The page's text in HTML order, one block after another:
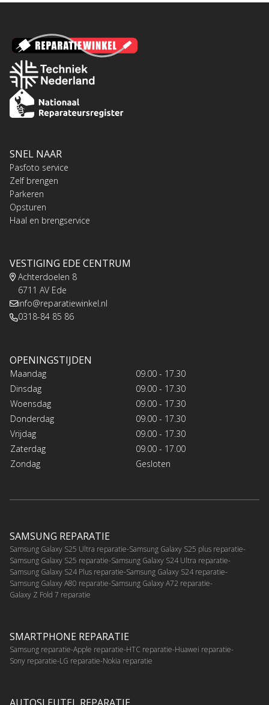
SNEL NAAR
Pasfoto service
Zelf brengen
Parkeren
Opsturen
Haal en brengservice
VESTIGING EDE CENTRUM
Achterdoelen 8
6711 AV Ede
info@reparatiewinkel.nl
0318-84 85 86
OPENINGSTIJDEN
Maandag
09.00 - 17.30
Dinsdag
09.00 - 17.30
Woensdag
09.00 - 17.30
Donderdag
09.00 - 17.30
Vrijdag
09.00 - 17.30
Zaterdag
09.00 - 17.00
Zondag
Gesloten
SAMSUNG REPARATIE
Samsung Galaxy S25 Ultra reparatie Samsung Galaxy S25 plus reparatie
Samsung Galaxy S25 reparatie Samsung Galaxy S24 Ultra reparatie
Samsung Galaxy S24 Plus reparatie Samsung Galaxy S24 reparatie
Samsung Galaxy A80 reparatie Samsung Galaxy A72 reparatie
Galaxy Z Fold 7 reparatie
SMARTPHONE REPARATIE
Samsung reparatie Apple reparatie HTC reparatie Huawei reparatie
Sony reparatie LG reparatie Nokia reparatie